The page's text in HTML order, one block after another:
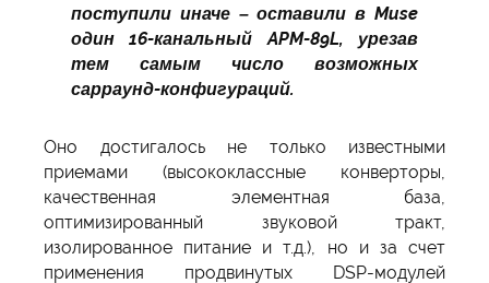
поступили иначе – оставили в Muse
один 16-канальный APM-89L, урезав
тем самым число возможных
сарраунд-конфигураций.
Оно достигалось не только известными
приемами (высококлассные конверторы,
качественная элементная база,
оптимизированный звуковой тракт,
изолированное питание и т.д.), но и за счет
применения продвинутых DSP-модулей